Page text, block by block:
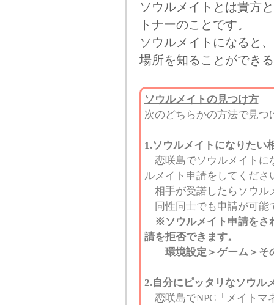
ソウルメイトとは貴方
トナーのことです。
ソウルメイトになると
場所を知ることができ
ソウルメイトの見つけ方
次のどちらかの方法で見つ
1.ソウルメイトになりたい
恋咲島でソウルメイトに
ルメイト申請をしてくださ
相手が受諾したらソウル
同性同士でも申請が可能
※ソウルメイト申請をさ
請を拒否できます。
環境設定＞ゲーム＞そ
2.自分にピッタリなソウル
恋咲島でNPC「メイトマ